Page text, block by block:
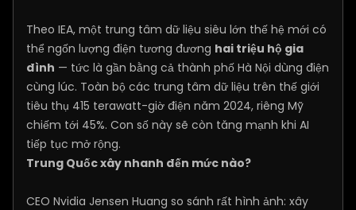
Theo IEA, một trung tâm dữ liệu siêu lớn thế hệ mới có
thể ngốn lượng điện tương đương hai triệu hộ gia
đình — tức là gần bằng cả thành phố Hà Nội dùng điện
cùng lúc. Toàn bộ các trung tâm dữ liệu trên thế giới
tiêu thụ 415 terawatt-giờ điện năm 2024, riêng Mỹ
chiếm tới 45%. Con số này sẽ còn tăng mạnh khi AI
tiếp tục mở rộng.
Trung Quốc xây nhanh đến mức nào?
CEO Nvidia Jensen Huang so sánh rất hình ảnh: xây